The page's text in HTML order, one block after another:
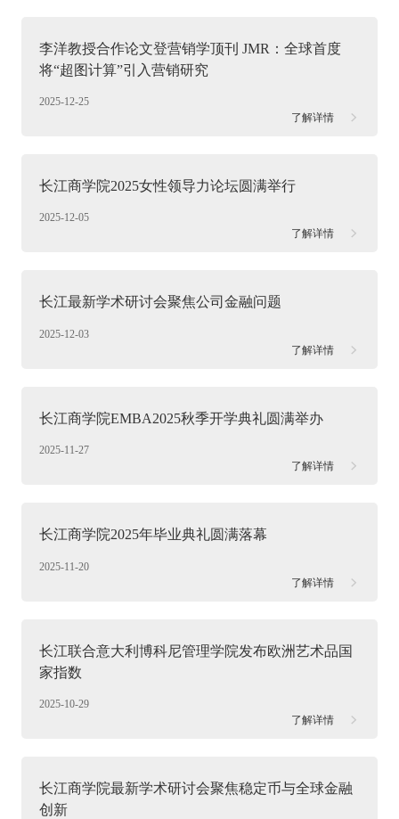
李洋教授合作论文登营销学顶刊 JMR：全球首度
将“超图计算”引入营销研究
2025-12-25
了解详情
长江商学院2025女性领导力论坛圆满举行
2025-12-05
了解详情
长江最新学术研讨会聚焦公司金融问题
2025-12-03
了解详情
长江商学院EMBA2025秋季开学典礼圆满举办
2025-11-27
了解详情
长江商学院2025年毕业典礼圆满落幕
2025-11-20
了解详情
长江联合意大利博科尼管理学院发布欧洲艺术品国
家指数
2025-10-29
了解详情
长江商学院最新学术研讨会聚焦稳定币与全球金融
创新